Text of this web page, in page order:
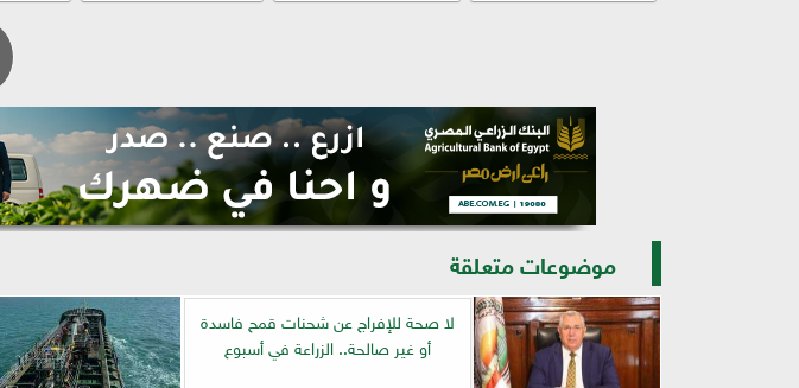
موضوعات متعلقة
لا صحة للإفراج عن شحنات قمح فاسدة
أو غير صالحة.. الزراعة في أسبوع